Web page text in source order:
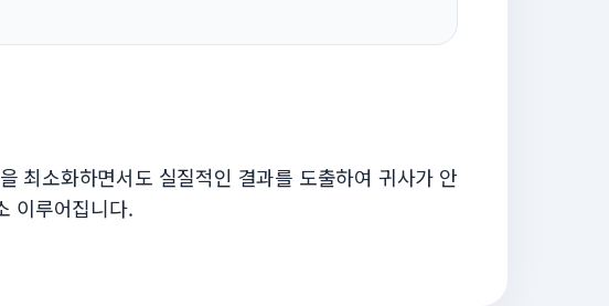
최소화하면서도 실질적인 결과를 도출하여 귀사가 안
이루어집니다.